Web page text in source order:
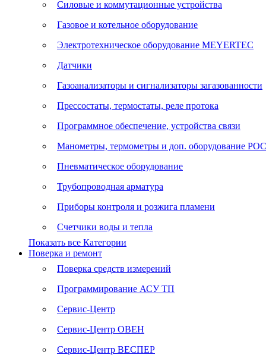
Силовые и коммутационные устройства
Газовое и котельное оборудование
Электротехническое оборудование MEYERTEC
Датчики
Газоанализаторы и сигнализаторы загазованности
Прессостаты, термостаты, реле протока
Программное обеспечение, устройства связи
Манометры, термометры и доп. оборудование
Пневматическое оборудование
Трубопроводная арматура
Приборы контроля и розжига пламени
Счетчики воды и тепла
Показать все Категории
Поверка и ремонт
Поверка средств измерений
Программирование АСУ ТП
Сервис-Центр
Сервис-Центр ОВЕН
Сервис-Центр ВЕСПЕР